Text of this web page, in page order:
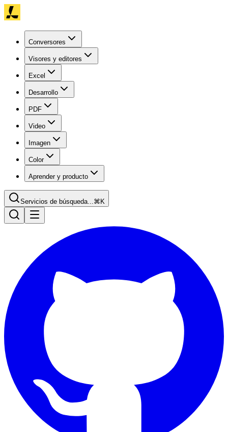
Conversores
Visores y editores
Excel
Desarrollo
PDF
Video
Imagen
Color
Aprender y producto
Servicios de búsqueda...⌘K